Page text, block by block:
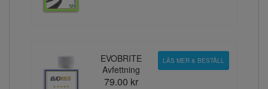
EVOBRITE
Avfettning
79.00 kr
LÄS MER & BESTÄLL